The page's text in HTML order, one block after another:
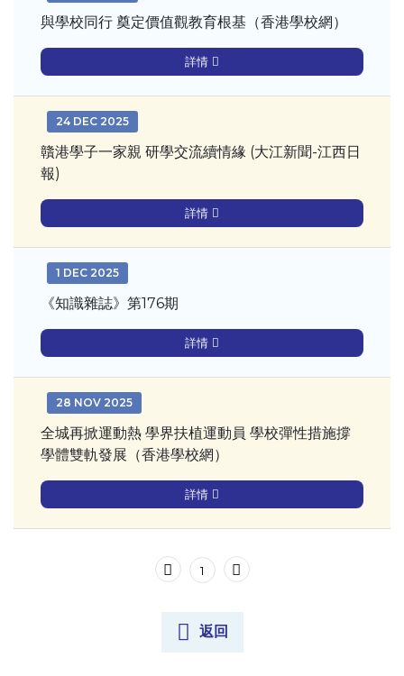
與學校同行 奠定價值觀教育根基（香港學校網）
詳情
24 DEC 2025
贛港學子一家親 研學交流續情緣 (大江新聞-江西日
報)
詳情
1 DEC 2025
《知識雜誌》第176期
詳情
28 NOV 2025
全城再掀運動熱 學界扶植運動員 學校彈性措施撐
學體雙軌發展（香港學校網）
詳情
1
返回